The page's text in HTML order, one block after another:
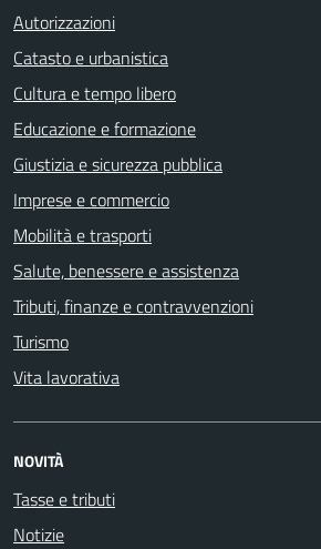
Autorizzazioni
Catasto e urbanistica
Cultura e tempo libero
Educazione e formazione
Giustizia e sicurezza pubblica
Imprese e commercio
Mobilità e trasporti
Salute, benessere e assistenza
Tributi, finanze e contravvenzioni
Turismo
Vita lavorativa
NOVITÀ
Tasse e tributi
Notizie